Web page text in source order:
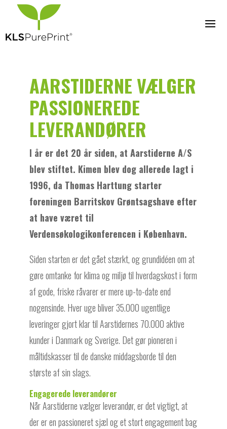
AARSTIDERNE VÆLGER
PASSIONEREDE
LEVERANDØRER
I år er det 20 år siden, at Aarstiderne A/S
blev stiftet. Kimen blev dog allerede lagt i
1996, da Thomas Harttung starter
foreningen Barritskov Grøntsagshave efter
at have været til
Verdensøkologikonferencen i København.
Siden starten er det gået stærkt, og grundidéen om at
gøre omtanke for klima og miljø til hverdagskost i form
af gode, friske råvarer er mere up-to-date end
nogensinde. Hver uge bliver 35.000 ugentlige
leveringer gjort klar til Aarstidernes 70.000 aktive
kunder i Danmark og Sverige. Det gør pioneren i
måltidskasser til de danske middagsborde til den
største af sin slags.
Engagerede leverandører
Når Aarstiderne vælger leverandør, er det vigtigt, at
der er en passioneret sjæl og et stort engagement bag